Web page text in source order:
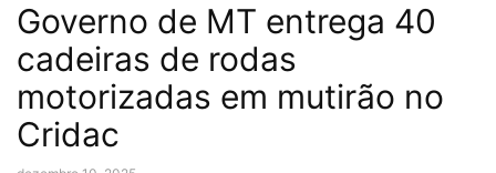
Governo de MT entrega 40
cadeiras de rodas
motorizadas em mutirão no
Cridac